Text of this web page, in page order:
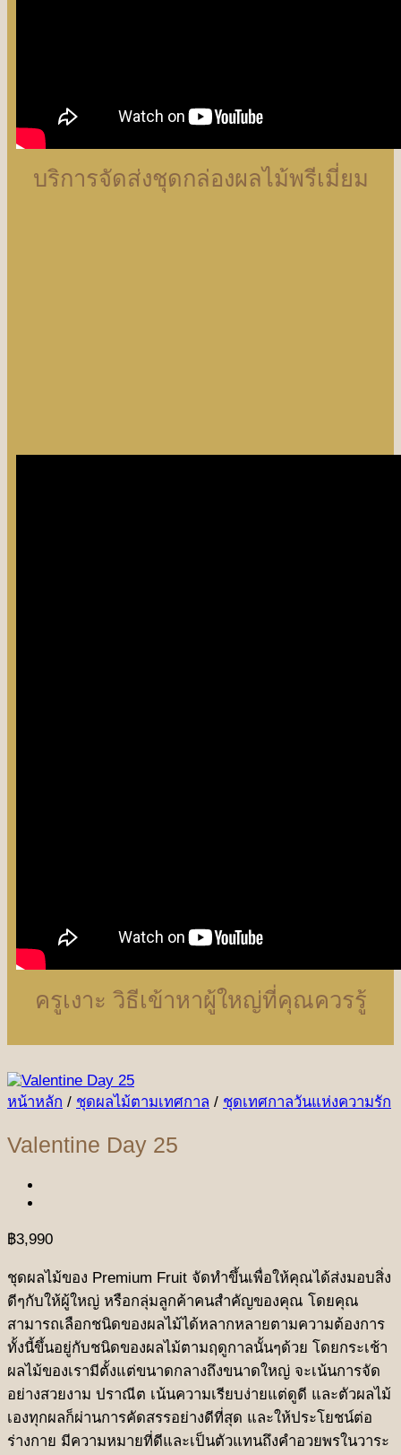
บริการจัดส่งชุดกล่องผลไม้พรีเมี่ยม
ครูเงาะ วิธีเข้าหาผู้ใหญ่ที่คุณควรรู้
หน้าหลัก / ชุดผลไม้ตามเทศกาล / ชุดเทศกาลวันแห่งความรัก
Valentine Day 25
฿3,990
ชุดผลไม้ของ Premium Fruit จัดทำขึ้นเพื่อให้คุณได้ส่งมอบสิ่ง
ดีๆกับให้ผู้ใหญ่ หรือกลุ่มลูกค้าคนสำคัญของคุณ โดยคุณ
สามารถเลือกชนิดของผลไม้ได้หลากหลายตามความต้องการ
ทั้งนี้ขึ้นอยู่กับชนิดของผลไม้ตามฤดูกาลนั้นๆด้วย โดยกระเช้า
ผลไม้ของเรามีตั้งแต่ขนาดกลางถึงขนาดใหญ่ จะเน้นการจัด
อย่างสวยงาม ปราณีต เน้นความเรียบง่ายแต่ดูดี และตัวผลไม้
เองทุกผลก็ผ่านการคัดสรรอย่างดีที่สุด และให้ประโยชน์ต่อ
ร่างกาย มีความหมายที่ดีและเป็นตัวแทนถึงคำอวยพรในวาระ